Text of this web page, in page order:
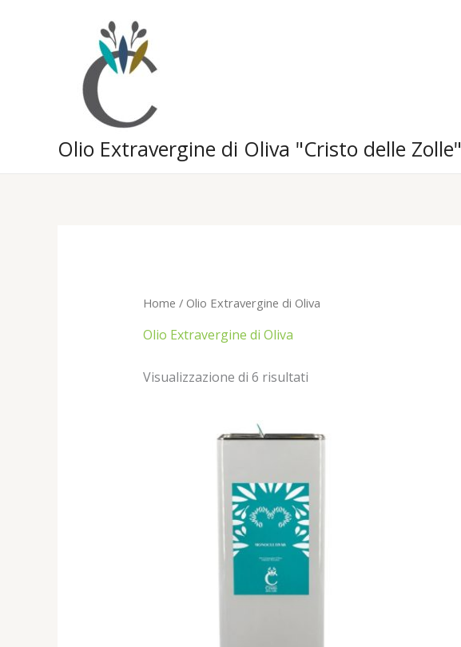
Olio Extravergine di Oliva "Cristo delle Zolle"
Home / Olio Extravergine di Oliva
Olio Extravergine di Oliva
Visualizzazione di 6 risultati